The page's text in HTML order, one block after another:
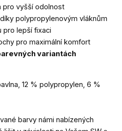
pro vyšší odolnost
polypropylenovým vláknům
pro lepší fixaci
pro maximální komfort
variantách
12 % polypropylen, 6 %
barvy námi nabízených